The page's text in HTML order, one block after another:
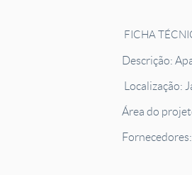
FICHA
Descrição:
Localização:
Área do